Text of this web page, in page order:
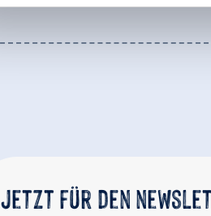
Jetzt für den